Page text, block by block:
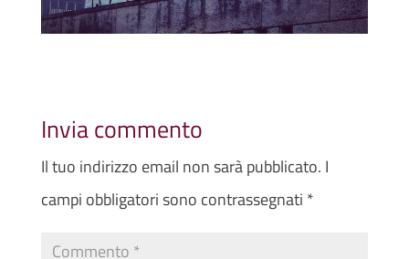
Invia commento
Il tuo indirizzo email non sarà pubblicato. I
campi obbligatori sono contrassegnati *